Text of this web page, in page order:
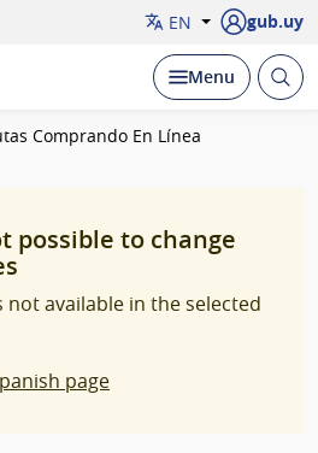
EN gub.uy
Display
Menu Open
Comprando En Línea
possible to change
not available in the selected
page